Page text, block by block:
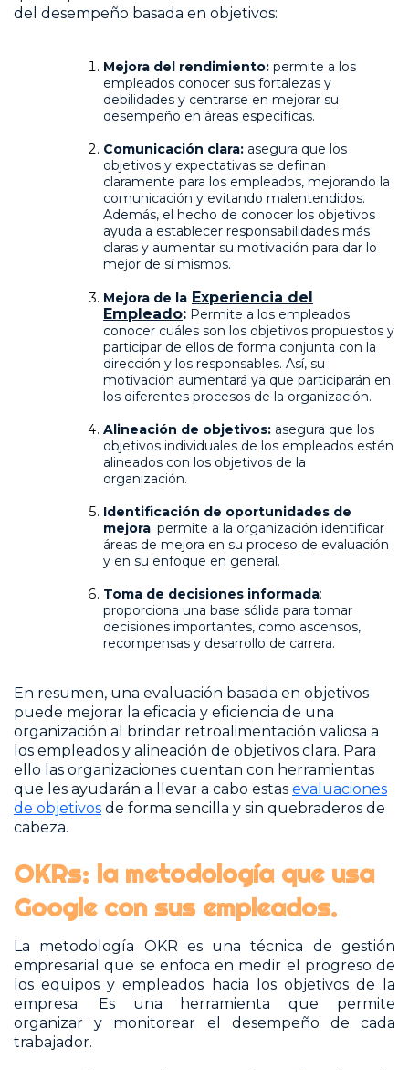
del desempeño basada en objetivos:
Mejora del rendimiento: permite a los
empleados conocer sus fortalezas y
debilidades y centrarse en mejorar su
desempeño en áreas específicas.
Comunicación clara: asegura que los
objetivos y expectativas se definan
claramente para los empleados, mejorando la
comunicación y evitando malentendidos.
Además, el hecho de conocer los objetivos
ayuda a establecer responsabilidades más
claras y aumentar su motivación para dar lo
mejor de sí mismos.
Mejora de la Experiencia del
Empleado: Permite a los empleados
conocer cuáles son los objetivos propuestos y
participar de ellos de forma conjunta con la
dirección y los responsables. Así, su
motivación aumentará ya que participarán en
los diferentes procesos de la organización.
Alineación de objetivos: asegura que los
objetivos individuales de los empleados estén
alineados con los objetivos de la
organización.
Identificación de oportunidades de
mejora: permite a la organización identificar
áreas de mejora en su proceso de evaluación
y en su enfoque en general.
Toma de decisiones informada:
proporciona una base sólida para tomar
decisiones importantes, como ascensos,
recompensas y desarrollo de carrera.
En resumen, una evaluación basada en objetivos
puede mejorar la eficacia y eficiencia de una
organización al brindar retroalimentación valiosa a
los empleados y alineación de objetivos clara. Para
ello las organizaciones cuentan con herramientas
que les ayudarán a llevar a cabo estas evaluaciones
de objetivos de forma sencilla y sin quebraderos de
cabeza.
OKRs: la metodología que usa
Google con sus empleados.
La metodología OKR es una técnica de gestión
empresarial que se enfoca en medir el progreso de
los equipos y empleados hacia los objetivos de la
empresa. Es una herramienta que permite
organizar y monitorear el desempeño de cada
trabajador.